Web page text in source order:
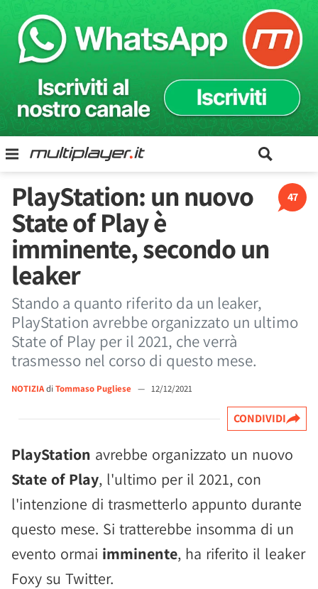
47
PlayStation: un nuovo
State of Play è
imminente, secondo un
leaker
Stando a quanto riferito da un leaker,
PlayStation avrebbe organizzato un ultimo
State of Play per il 2021, che verrà
trasmesso nel corso di questo mese.
NOTIZIAdi Tommaso Pugliese — 12/12/2021
CONDIVIDI
PlayStation avrebbe organizzato un nuovo
State of Play, l'ultimo per il 2021, con
l'intenzione di trasmetterlo appunto durante
questo mese. Si tratterebbe insomma di un
evento ormai imminente, ha riferito il leaker
Foxy su Twitter.